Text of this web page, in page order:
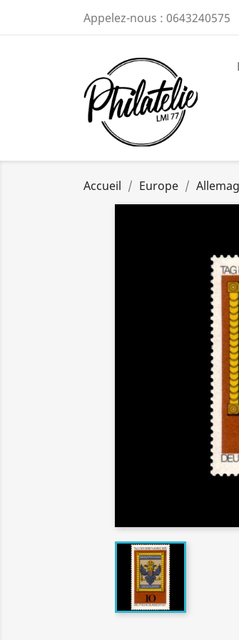
Appelez-nous : 0643240575
Accueil Europe